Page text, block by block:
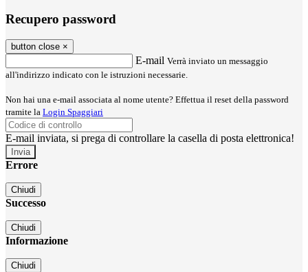
Recupero password
button close ×
E-mail Verrà inviato un messaggio
all'indirizzo indicato con le istruzioni necessarie.
Non hai una e-mail associata al nome utente? Effettua il reset della password
tramite la Login Spaggiari
E-mail inviata, si prega di controllare la casella di posta elettronica!
Errore
Chiudi
Successo
Chiudi
Informazione
Chiudi